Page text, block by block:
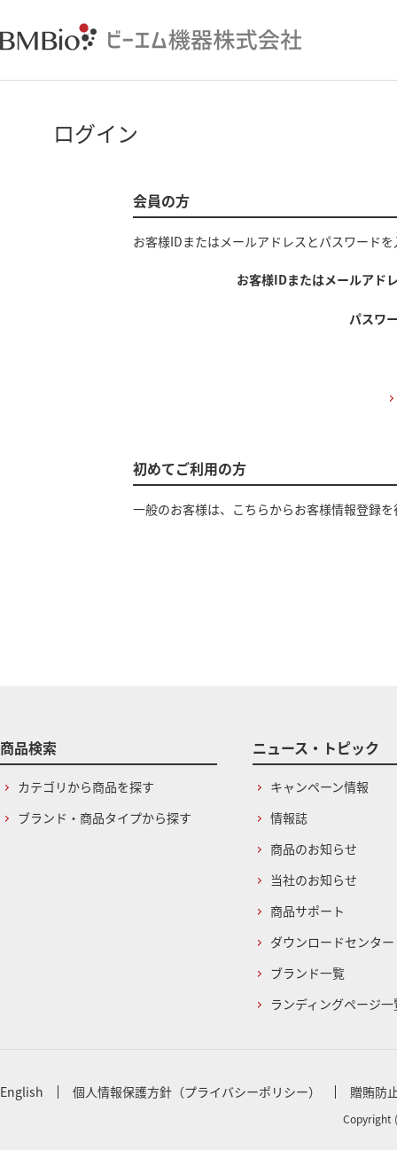
ログイン
会員の方
お客様IDまたはメールアドレス とパスワード
お客様IDまたはメールアド
パスワ
初めてご利用の方
一般のお客様は、こちらからお客様情報登録
商品検索
カテゴリから商品を探す
ブランド・商品タイプから探す
ニュース・トピック
キャンペーン情報
情報誌
商品のお知らせ
当社のお知らせ
商品サポート
ダウンロードセンター
ブランド一覧
ランディングページ一
English 個人情報保護方針（プライバシーポリシー） 贈賄防
Copyright